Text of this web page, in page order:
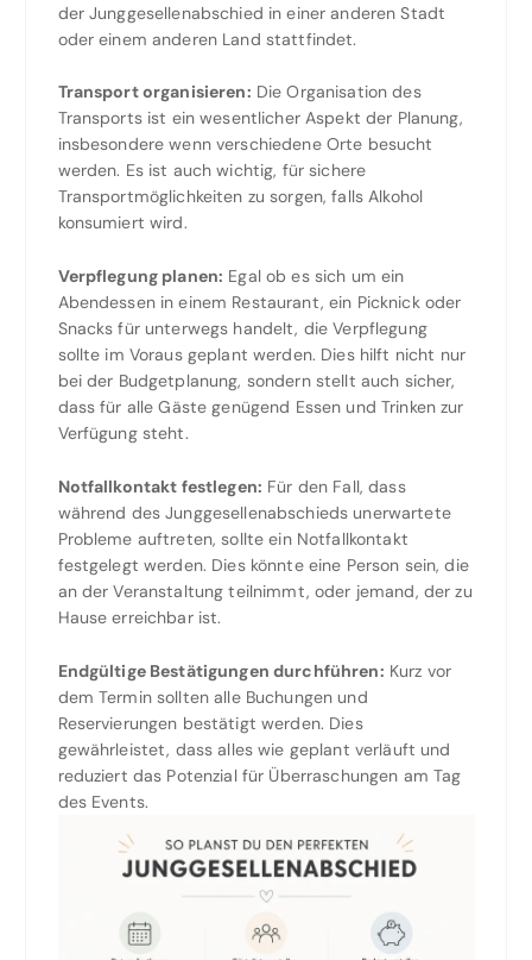
der Junggesellenabschied in einer anderen Stadt
oder einem anderen Land stattfindet.
Transport organisieren: Die Organisation des
Transports ist ein wesentlicher Aspekt der Planung,
insbesondere wenn verschiedene Orte besucht
werden. Es ist auch wichtig, für sichere
Transportmöglichkeiten zu sorgen, falls Alkohol
konsumiert wird.
Verpflegung planen: Egal ob es sich um ein
Abendessen in einem Restaurant, ein Picknick oder
Snacks für unterwegs handelt, die Verpflegung
sollte im Voraus geplant werden. Dies hilft nicht nur
bei der Budgetplanung, sondern stellt auch sicher,
dass für alle Gäste genügend Essen und Trinken zur
Verfügung steht.
Notfallkontakt festlegen: Für den Fall, dass
während des Junggesellenabschieds unerwartete
Probleme auftreten, sollte ein Notfallkontakt
festgelegt werden. Dies könnte eine Person sein, die
an der Veranstaltung teilnimmt, oder jemand, der zu
Hause erreichbar ist.
Endgültige Bestätigungen durchführen: Kurz vor
dem Termin sollten alle Buchungen und
Reservierungen bestätigt werden. Dies
gewährleistet, dass alles wie geplant verläuft und
reduziert das Potenzial für Überraschungen am Tag
des Events.